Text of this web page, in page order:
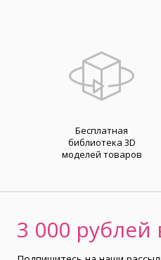
Бесплатная
библиотека 3D
моделей товаров
3 000 рублей